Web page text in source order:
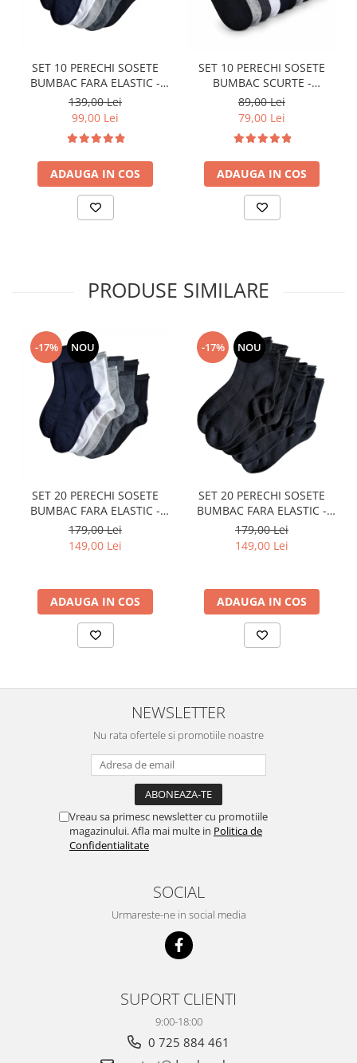
SET 10 PERECHI SOSETE
BUMBAC FARA ELASTIC -
BARBATI - COLORATE
139,00 Lei
99,00 Lei
ADAUGA IN COS
SET 10 PERECHI SOSETE
BUMBAC SCURTE -
MULTICOLOR - BARBATI
89,00 Lei
79,00 Lei
ADAUGA IN COS
PRODUSE SIMILARE
-17% NOU
SET 20 PERECHI SOSETE
BUMBAC FARA ELASTIC -
BARBATI - COLORATE
179,00 Lei
149,00 Lei
ADAUGA IN COS
-17% NOU
SET 20 PERECHI SOSETE
BUMBAC FARA ELASTIC -
DAMA - NEGRE
179,00 Lei
149,00 Lei
ADAUGA IN COS
NEWSLETTER
Nu rata ofertele si promotiile noastre
Vreau sa primesc newsletter cu promotiile
magazinului. Afla mai multe in Politica de
Confidentialitate
SOCIAL
Urmareste-ne in social media
SUPORT CLIENTI
9:00-18:00
0 725 884 461